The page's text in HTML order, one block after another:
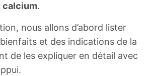
calcium.
nous allons d’abord lister
bienfaits et des indications de la
de les expliquer en détail avec